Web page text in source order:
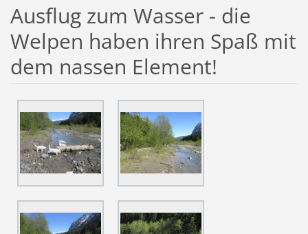
Ausflug zum Wasser - die
Welpen haben ihren Spaß mit
dem nassen Element!